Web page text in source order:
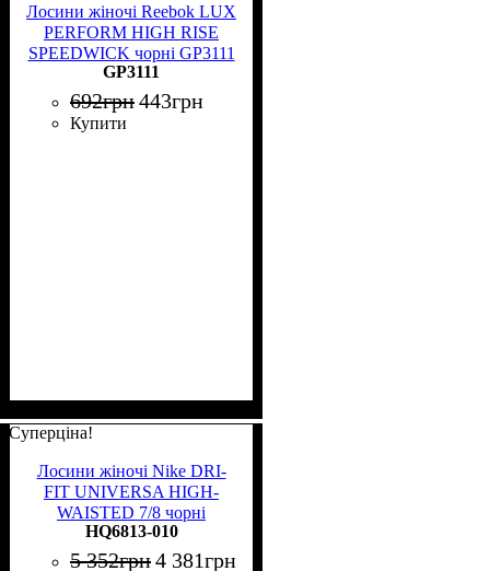
Лосини жіночі Reebok LUX
PERFORM HIGH RISE
SPEEDWICK чорні GP3111
GP3111
692грн443грн
Купити
Суперціна!
Лосини жіночі Nike DRI-
FIT UNIVERSA HIGH-
WAISTED 7/8 чорні
HQ6813-010
HQ6813-010
5 352грн4 381грн